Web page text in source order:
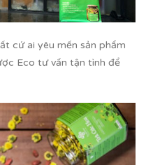
cứ ai yêu mến sản phẩm
Eco tư vấn tận tình để